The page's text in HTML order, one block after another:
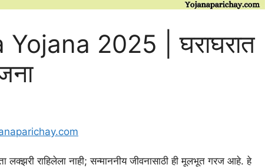
2025 | घराघरात
राहिलेला नाही; सन्माननीय जीवनासाठी ही मूलभूत गरज आहे. हे